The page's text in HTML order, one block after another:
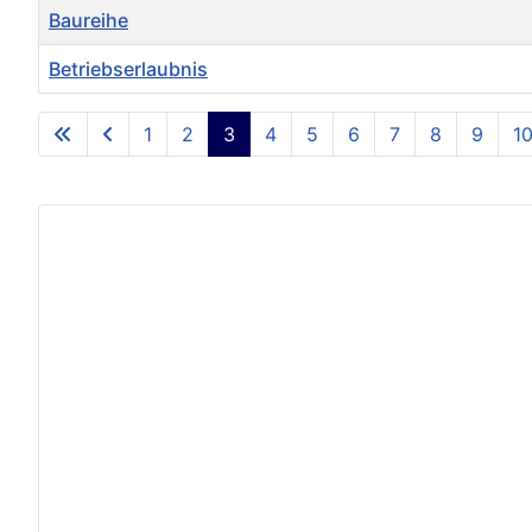
Beiträge
Baureihe
Betriebserlaubnis
1 2 3 4 5 6 7 8 9 10